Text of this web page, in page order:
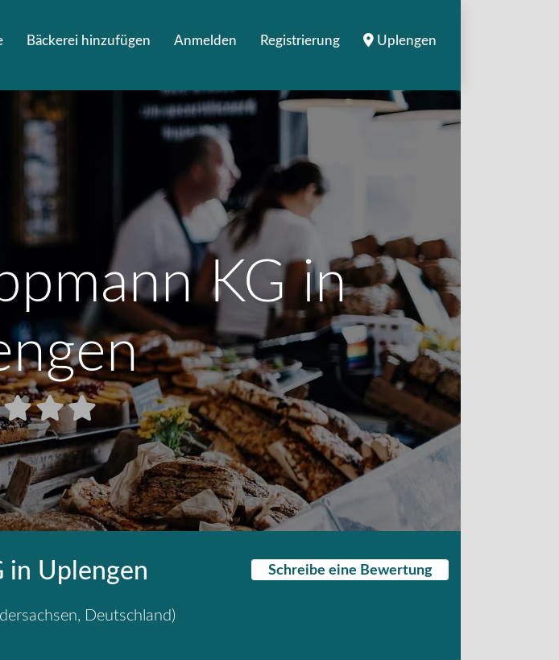
Bäckerei hinzufügen Anmelden Registrierung Uplengen
KG in
in Uplengen
, Deutschland)
Schreibe eine Bewertung